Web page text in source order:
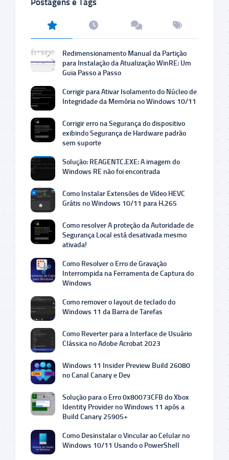
Redimensionamento Manual da Partição
para Instalação da Atualização WinRE: Um
Guia Passo a Passo
Corrigir para Ativar Isolamento do Núcleo de
Integridade da Memória no Windows 10/11
Corrigir erro na Segurança do dispositivo
exibindo Segurança de Hardware padrão
sem suporte
Solução: REAGENTC.EXE: A imagem do
Windows RE não foi encontrada
Como Instalar Extensões de Vídeo HEVC
Grátis no Windows 10/11 para H.265
Como resolver A proteção da Autoridade de
Segurança Local está desativada mesmo
ativada!
Como Resolver o Erro de Gravação
Interrompida na Ferramenta de Captura do
Windows
Como remover o layout de teclado do
Windows 11 da Barra de Tarefas
Como Reverter para a Interface de Usuário
Clássica no Adobe Acrobat 2023
Windows 11 Insider Preview Build 26080
no Canal Canary e Dev
Solução para o Erro 0x80073CFB do Xbox
Identity Provider no Windows 11 após a
Build Canary 25905+
Como Desinstalar o Vincular ao Celular no
Windows 10/11 Usando o PowerShell